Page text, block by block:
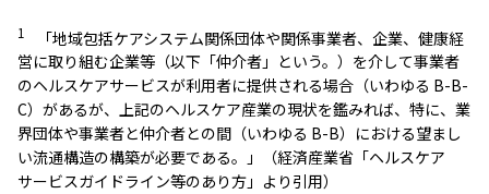
1
「地域包括ケアシステム関係団体や関係事業者、企業、健康経
営に取り組む企業等（以下「仲介者」という。）を介して事業者
のヘルスケアサービスが利用者に提供される場合（いわゆる B-B-
C）があるが、上記のヘルスケア産業の現状を鑑みれば、特に、業
界団体や事業者と仲介者との間（いわゆる B-B）における望まし
い流通構造の構築が必要である。」（経済産業省「ヘルスケア
サービスガイドライン等のあり方」より引用）